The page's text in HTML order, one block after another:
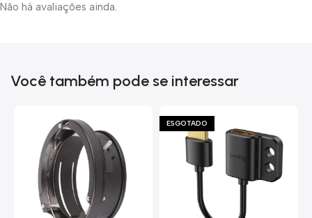
Não há avaliações ainda.
Você também pode se interessar
ESGOTADO